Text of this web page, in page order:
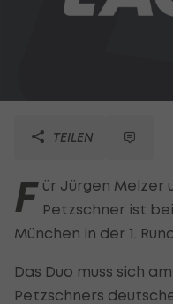
TEILEN
F ür Jürgen Melzer
Petzschner ist
München in der 1.
Das Duo muss sich
Petzschners